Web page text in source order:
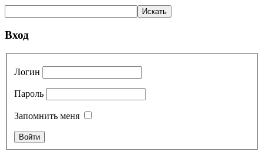
Вход
Логин
Пароль
Запомнить меня